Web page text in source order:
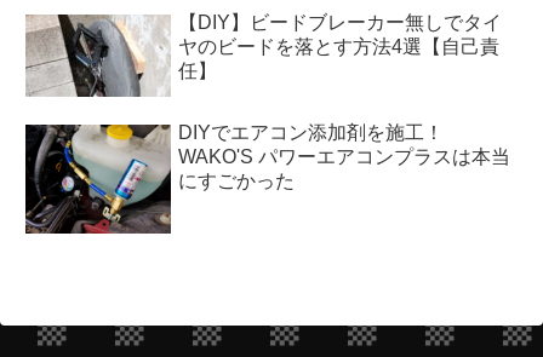
【DIY】ビードブレーカー無しでタイ
ヤのビードを落とす方法4選【自己責
任】
DIYでエアコン添加剤を施工！
WAKO'S パワーエアコンプラスは本当
にすごかった